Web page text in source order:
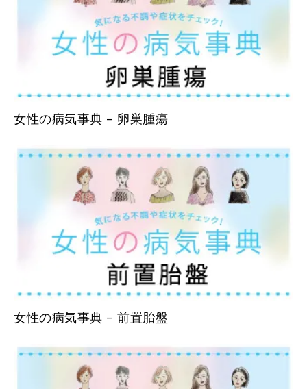
女性の病気事典 – 卵巣腫瘍
女性の病気事典 – 前置胎盤